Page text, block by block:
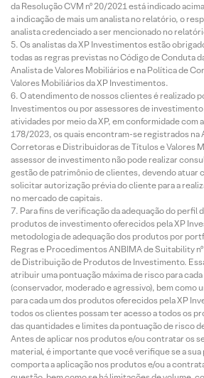
da Resolução CVM nº 20/2021 está indicado
a indicação de mais um analista no relatório, o
analista credenciado a ser mencionado no
Os analistas da XP Investimentos estão
todas as regras previstas no Código de Conduta
Analista de Valores Mobiliários e na Política de
Valores Mobiliários da XP Investimentos.
O atendimento de nossos clientes é realizado
Investimentos ou por assessores de
atividades por meio da XP, em conformidade com
178/2023, os quais encontram-se registrados na
Corretoras e Distribuidoras de Títulos e Valores
assessor de investimento não pode realizar
gestão de patrimônio de clientes, devendo atuar
solicitar autorização prévia do cliente para a
no mercado de capitais.
Para fins de verificação da adequação do perfil
produtos de investimento oferecidos pela XP
metodologia de adequação dos produtos por
Regras e Procedimentos ANBIMA de Suitability
de Distribuição de Produtos de Investimento.
atribuir uma pontuação máxima de risco para
(conservador, moderado e agressivo), bem como
para cada um dos produtos oferecidos pela XP
todos os clientes possam ter acesso a todos os
das quantidades e limites da pontuação de risco
Antes de aplicar nos produtos e/ou contratar os
material, é importante que você verifique se a
comporta a aplicação nos produtos e/ou a